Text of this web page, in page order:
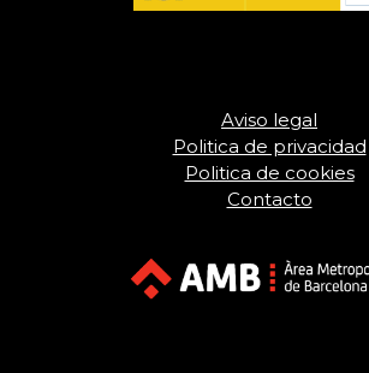
Aviso legal
Politica de privacidad
Politica de cookies
Contacto